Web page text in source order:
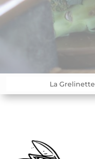
La Grelinette